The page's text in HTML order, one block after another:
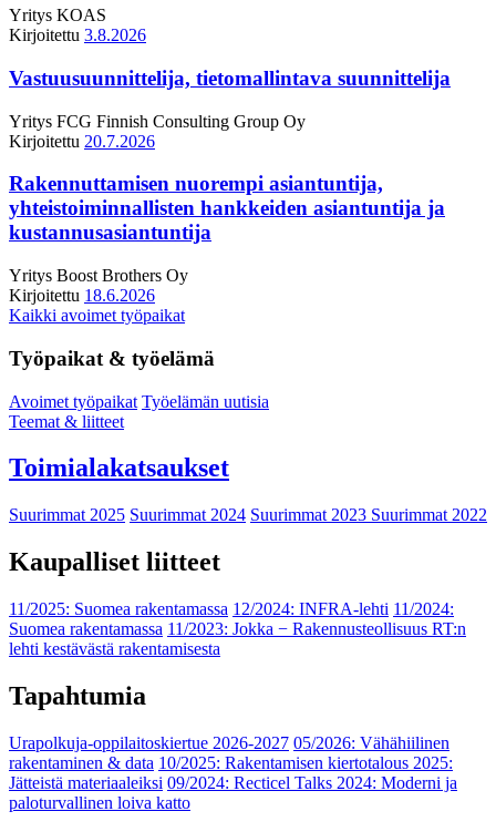
Yritys KOAS
Kirjoitettu 3.8.2026
Vastuusuunnittelija, tietomallintava suunnittelija
Yritys FCG Finnish Consulting Group Oy
Kirjoitettu 20.7.2026
Rakennuttamisen nuorempi asiantuntija,
yhteistoiminnallisten hankkeiden asiantuntija ja
kustannusasiantuntija
Yritys Boost Brothers Oy
Kirjoitettu 18.6.2026
Kaikki avoimet työpaikat
Työpaikat & työelämä
Avoimet työpaikat Työelämän uutisia
Teemat & liitteet
Toimialakatsaukset
Suurimmat 2025 Suurimmat 2024 Suurimmat 2023 Suurimmat 2022
Kaupalliset liitteet
11/2025: Suomea rakentamassa 12/2024: INFRA-lehti 11/2024:
Suomea rakentamassa 11/2023: Jokka − Rakennusteollisuus RT:n
lehti kestävästä rakentamisesta
Tapahtumia
Urapolkuja-oppilaitoskiertue 2026-2027 05/2026: Vähähiilinen
rakentaminen & data 10/2025: Rakentamisen kiertotalous 2025:
Jätteistä materiaaleiksi 09/2024: Recticel Talks 2024: Moderni ja
paloturvallinen loiva katto